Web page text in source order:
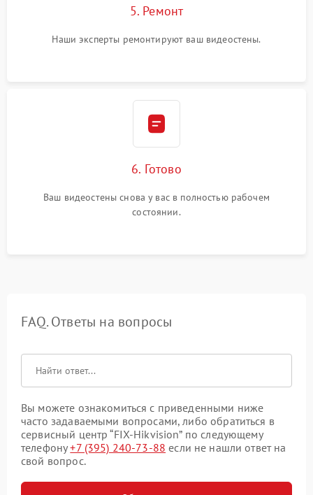
5. Ремонт
Наши эксперты ремонтируют ваш видеостены.
6. Готово
Ваш видеостены снова у вас в полностью рабочем
состоянии.
FAQ. Ответы на вопросы
Вы можете ознакомиться с приведенными ниже
часто задаваемыми вопросами, либо обратиться в
сервисный центр “FIX-Hikvision” по следующему
телефону+7 (395) 240-73-88 если не нашли ответ на
свой вопрос.